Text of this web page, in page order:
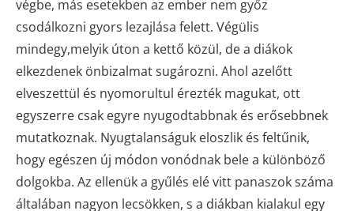
végbe, más esetekben az ember nem győz
csodálkozni gyors lezajlása felett. Végülis
mindegy,melyik úton a kettő közül, de a diákok
elkezdenek önbizalmat sugározni. Ahol azelőtt
elveszettül és nyomorultul érezték magukat, ott
egyszerre csak egyre nyugodtabbnak és erősebbnek
mutatkoznak. Nyugtalanságuk eloszlik és feltűnik,
hogy egészen új módon vonódnak bele a különböző
dolgokba. Az ellenük a gyűlés elé vitt panaszok száma
általában nagyon lecsökken, s a diákban kialakul egy